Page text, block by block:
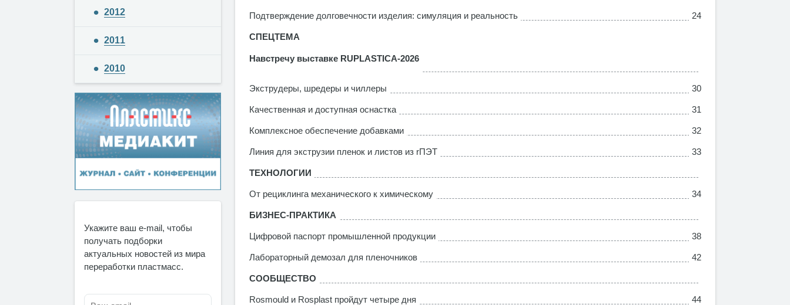
2012
2011
2010
Укажите ваш e-mail, чтобы
получать подборки
актуальных новостей из мира
переработки пластмасс.
Подтверждение долговечности изделия: симуляция и реальность 24
СПЕЦТЕМА
Навстречу выставке RUPLASTICA-2026
Экструдеры, шредеры и чиллеры 30
Качественная и доступная оснастка 31
Комплексное обеспечение добавками 32
Линия для экструзии пленок и листов из rПЭТ 33
ТЕХНОЛОГИИ
От рециклинга механического к химическому 34
БИЗНЕС-ПРАКТИКА
Цифровой паспорт промышленной продукции 38
Лабораторный демозал для пленочников 42
СООБЩЕСТВО
Rosmould и Rosplast пройдут четыре дня 44